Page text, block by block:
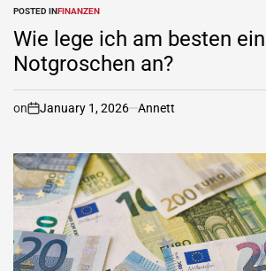
POSTED INFINANZEN
Wie lege ich am besten
Notgroschen an?
on January 1, 2026 Annett